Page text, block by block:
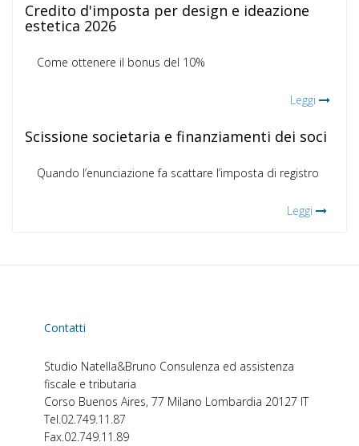
Credito d'imposta per design e ideazione
estetica 2026
Come ottenere il bonus del 10%
Leggi
Scissione societaria e finanziamenti dei soci
Quando l’enunciazione fa scattare l’imposta di registro
Leggi
Contatti
Studio Natella&Bruno Consulenza ed assistenza
fiscale e tributaria
Corso Buenos Aires, 77 Milano Lombardia 20127 IT
Tel.02.749.11.87
Fax.02.749.11.89